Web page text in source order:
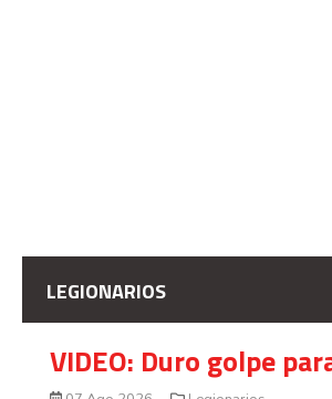
LEGIONARIOS
VIDEO: Duro golpe